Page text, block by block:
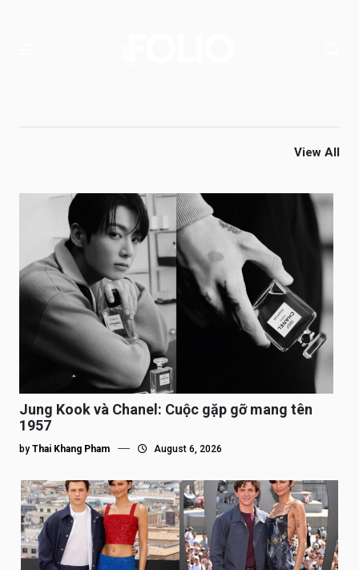
View All
Jung Kook và Chanel: Cuộc gặp gỡ mang tên
1957
by Thai Khang Pham August 6, 2026